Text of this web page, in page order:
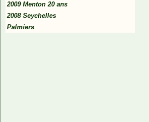
2009 Menton 20 ans
2008 Seychelles
Palmiers